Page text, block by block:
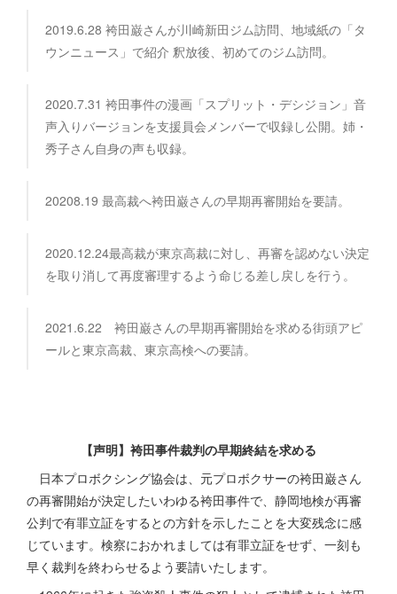
2019.6.28 袴田巌さんが川崎新田ジム訪問、地域紙の「タ
ウンニュース」で紹介 釈放後、初めてのジム訪問。
2020.7.31 袴田事件の漫画「スプリット・デシジョン」音
声入りバージョンを支援員会メンバーで収録し公開。姉・
秀子さん自身の声も収録。
20208.19 最高裁へ袴田巌さんの早期再審開始を要請。
2020.12.24最高裁が東京高裁に対し、再審を認めない決定
を取り消して再度審理するよう命じる差し戻しを行う。
2021.6.22 袴田巌さんの早期再審開始を求める街頭アピ
ールと東京高裁、東京高検への要請。
【声明】袴田事件裁判の早期終結を求める
日本プロボクシング協会は、元プロボクサーの袴田巌さん
の再審開始が決定したいわゆる袴田事件で、静岡地検が再審
公判で有罪立証をするとの方針を示したことを大変残念に感
じています。検察におかれましては有罪立証をせず、一刻も
早く裁判を終わらせるよう要請いたします。